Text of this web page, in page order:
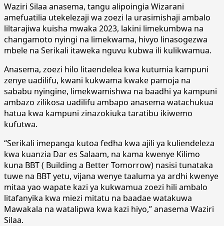
Waziri Silaa anasema, tangu alipoingia Wizarani
amefuatilia utekelezaji wa zoezi la urasimishaji ambalo
liltarajiwa kuisha mwaka 2023, lakini limekumbwa na
changamoto nyingi na limekwama, hivyo linasogezwa
mbele na Serikali itaweka nguvu kubwa ili kulikwamua.
Anasema, zoezi hilo litaendelea kwa kutumia kampuni
zenye uadilifu, kwani kukwama kwake pamoja na
sababu nyingine, limekwamishwa na baadhi ya kampuni
ambazo zilikosa uadilifu ambapo anasema watachukua
hatua kwa kampuni zinazokiuka taratibu ikiwemo
kufutwa.
“Serikali imepanga kutoa fedha kwa ajili ya kuliendeleza
kwa kuanzia Dar es Salaam, na kama kwenye Kilimo
kuna BBT ( Building a Better Tomorrow) nasisi tunataka
tuwe na BBT yetu, vijana wenye taaluma ya ardhi kwenye
mitaa yao wapate kazi ya kukwamua zoezi hili ambalo
litafanyika kwa miezi mitatu na baadae watakuwa
Mawakala na watalipwa kwa kazi hiyo,” anasema Waziri
Silaa.